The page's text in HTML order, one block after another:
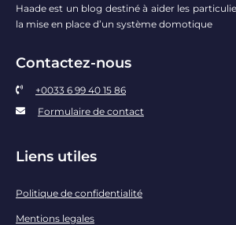
Haade est un blog destiné à aider les
la mise en place d’un système domotique
Contactez-nous
+0033 6 99 40 15 86
Formulaire de contact
Liens utiles
Politique de confidentialité
Mentions legales